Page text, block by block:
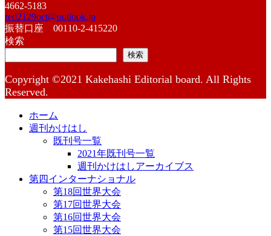
4662-5183
red2129oct@outlook.jp
振替口座 00110-2-415220
検索
検索
Copyright ©2021 Kakehashi Editorial board. All Rights
Reserved.
ホーム
週刊かけはし
既刊号一覧
2021年既刊号一覧
週刊かけはしアーカイブス
第四インターナショナル
第18回世界大会
第17回世界大会
第16回世界大会
第15回世界大会